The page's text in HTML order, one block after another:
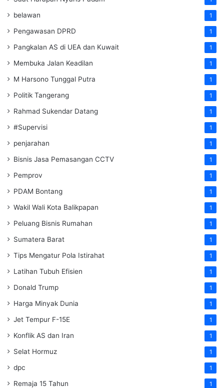
belawan 1
Pengawasan DPRD 1
Pangkalan AS di UEA dan Kuwait 1
Membuka Jalan Keadilan 1
M Harsono Tunggal Putra 1
Politik Tangerang 1
Rahmad Sukendar Datang 1
#Supervisi 1
penjarahan 1
Bisnis Jasa Pemasangan CCTV 1
Pemprov 1
PDAM Bontang 1
Wakil Wali Kota Balikpapan 1
Peluang Bisnis Rumahan 1
Sumatera Barat 1
Tips Mengatur Pola Istirahat 1
Latihan Tubuh Efisien 1
Donald Trump 1
Harga Minyak Dunia 1
Jet Tempur F-15E 1
Konflik AS dan Iran 1
Selat Hormuz 1
dpc 1
Remaja 15 Tahun 1